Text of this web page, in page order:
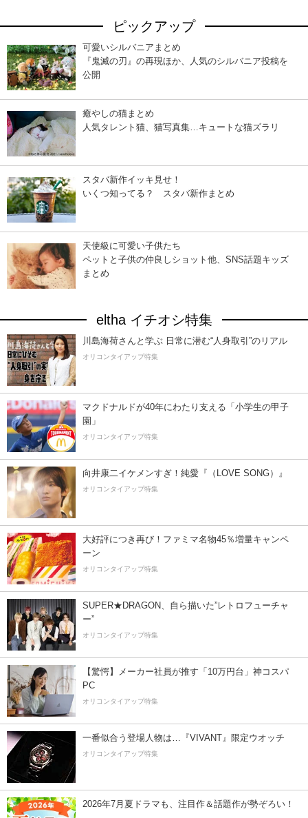
ピックアップ
可愛いシルバニアまとめ
『鬼滅の刃』の再現ほか、人気のシルバニア投稿を
公開
癒やしの猫まとめ
人気タレント猫、猫写真集…キュートな猫ズラリ
スタバ新作イッキ見せ！
いくつ知ってる？ スタバ新作まとめ
天使級に可愛い子供たち
ペットと子供の仲良しショット他、SNS話題キッズ
まとめ
eltha イチオシ特集
川島海荷さんと学ぶ 日常に潜む“人身取引”のリアル
オリコンタイアップ特集
マクドナルドが40年にわたり支える「小学生の甲子
園」
オリコンタイアップ特集
向井康二イケメンすぎ！純愛『（LOVE SONG）』
オリコンタイアップ特集
大好評につき再び！ファミマ名物45％増量キャンペ
ーン
オリコンタイアップ特集
SUPER★DRAGON、自ら描いた”レトロフューチャ
ー”
オリコンタイアップ特集
【驚愕】メーカー社員が推す「10万円台」神コスパ
PC
オリコンタイアップ特集
一番似合う登場人物は…『VIVANT』限定ウオッチ
オリコンタイアップ特集
2026年7月夏ドラマも、注目作＆話題作が勢ぞろい！